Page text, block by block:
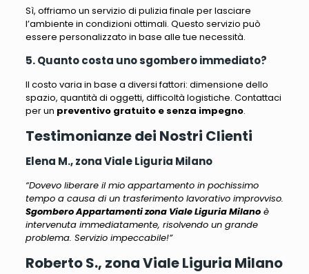
Sì, offriamo un servizio di pulizia finale per lasciare
l’ambiente in condizioni ottimali. Questo servizio può
essere personalizzato in base alle tue necessità.
5. Quanto costa uno sgombero immediato?
Il costo varia in base a diversi fattori: dimensione dello
spazio, quantità di oggetti, difficoltà logistiche. Contattaci
per un preventivo gratuito e senza impegno.
Testimonianze dei Nostri Clienti
Elena M., zona Viale Liguria Milano
“Dovevo liberare il mio appartamento in pochissimo
tempo a causa di un trasferimento lavorativo improvviso.
Sgombero Appartamenti zona Viale Liguria Milanoè
intervenuta immediatamente, risolvendo un grande
problema. Servizio impeccabile!”
Roberto S., zona Viale Liguria Milano